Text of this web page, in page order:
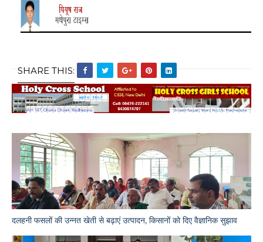
SHARE THIS:
दलहनी फसलों की उन्नत खेती से बढ़ाएं उत्पादन, किसानों को दिए वैज्ञानिक सुझाव